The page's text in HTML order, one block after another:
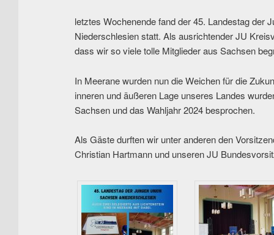
letztes Wochenende fand der 45. Landestag der
Niederschlesien statt. Als ausrichtender JU
dass wir so viele tolle Mitglieder aus Sachsen
In Meerane wurden nun die Weichen für die
inneren und äußeren Lage unseres Landes
Sachsen und das Wahljahr 2024 besprochen.
Als Gäste durften wir unter anderen den
Christian Hartmann und unseren JU